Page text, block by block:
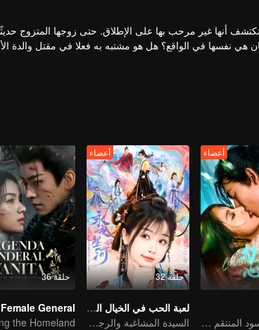
أنها غير مرحب بها على الإطلاق. حتى زوجها المتزوج
في الواقع؟ هل هو مشتبه به فعلا في مقتل والدة
نال بالفعل اهتمام الأمير ذو الوجه البارد. عمل الاثنان معًا
أعضاء
اللوتس الأسود المنتقم يقع في حب الشاب المارق
حلقة 32
أعضاء
لعبة الحب في الخيال الشرقي (النسخة الإنجليزية)
السيدة المشاغبة والرجل الوسيم المتغطرس
حلقة 36